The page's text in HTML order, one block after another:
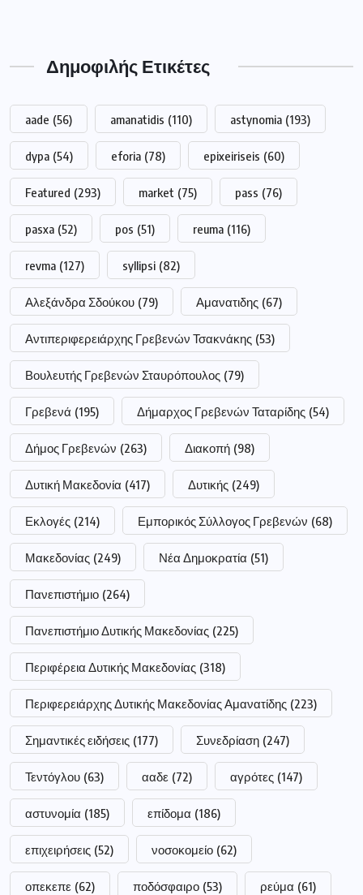
Δημοφιλής Ετικέτες
aade (56) amanatidis (110) astynomia (193)
dypa (54) eforia (78) epixeiriseis (60)
Featured (293) market (75) pass (76)
pasxa (52) pos (51) reuma (116)
revma (127) syllipsi (82)
Αλεξάνδρα Σδούκου (79) Αμανατιδης (67)
Αντιπεριφερειάρχης Γρεβενών Τσακνάκης (53)
Βουλευτής Γρεβενών Σταυρόπουλος (79)
Γρεβενά (195) Δήμαρχος Γρεβενών Ταταρίδης (54)
Δήμος Γρεβενών (263) Διακοπή (98)
Δυτική Μακεδονία (417) Δυτικής (249)
Εκλογές (214) Εμπορικός Σύλλογος Γρεβενών (68)
Μακεδονίας (249) Νέα Δημοκρατία (51)
Πανεπιστήμιο (264)
Πανεπιστήμιο Δυτικής Μακεδονίας (225)
Περιφέρεια Δυτικής Μακεδονίας (318)
Περιφερειάρχης Δυτικής Μακεδονίας Αμανατίδης (223)
Σημαντικές ειδήσεις (177) Συνεδρίαση (247)
Τεντόγλου (63) ααδε (72) αγρότες (147)
αστυνομία (185) επίδομα (186)
επιχειρήσεις (52) νοσοκομείο (62)
οπεκεπε (62) ποδόσφαιρο (53) ρεύμα (61)